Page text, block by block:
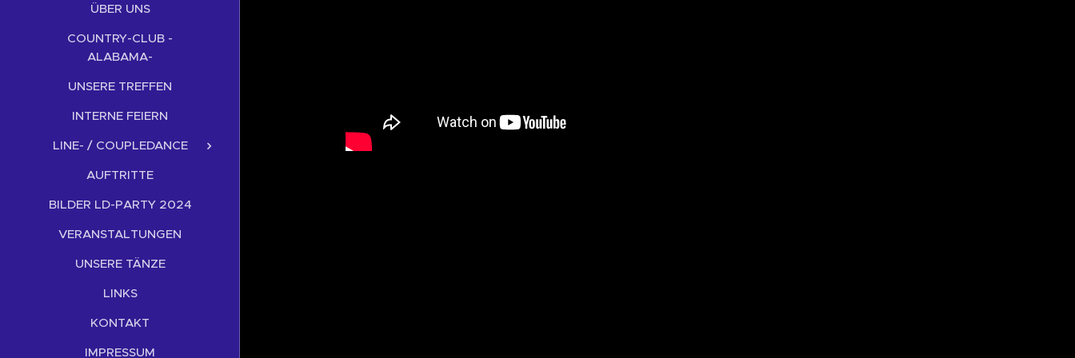
ÜBER UNS
COUNTRY-CLUB -
ALABAMA-
UNSERE TREFFEN
INTERNE FEIERN
LINE- / COUPLEDANCE
AUFTRITTE
BILDER LD-PARTY 2024
VERANSTALTUNGEN
UNSERE TÄNZE
LINKS
KONTAKT
IMPRESSUM